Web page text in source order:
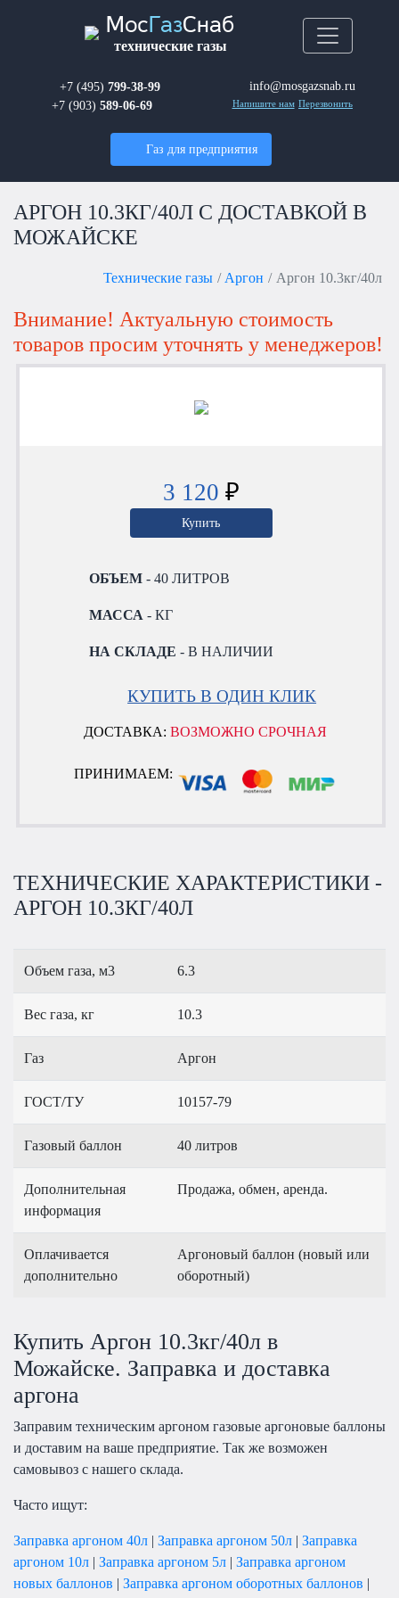
Мос ГазСнаб
технические газы
+7 (495) 799-38-99
+7 (903) 589-06-69
info@mosgazsnab.ru
Напишите нам Перезвонить
Газ для предприятия
АРГОН 10.3КГ/40Л С ДОСТАВКОЙ В
МОЖАЙСКЕ
Технические газы Аргон Аргон 10.3кг/40л
Внимание! Актуальную стоимость
товаров просим уточнять у менеджеров!
3 120 ₽
Купить
ОБЪЕМ - 40 ЛИТРОВ
МАССА - КГ
НА СКЛАДЕ - В НАЛИЧИИ
КУПИТЬ В ОДИН КЛИК
ДОСТАВКА:ВОЗМОЖНО СРОЧНАЯ
ПРИНИМАЕМ:
ТЕХНИЧЕСКИЕ ХАРАКТЕРИСТИКИ -
АРГОН 10.3КГ/40Л
Объем газа, м3 6.3
Вес газа, кг 10.3
Газ Аргон
ГОСТ/ТУ 10157-79
Газовый баллон 40 литров
Дополнительная
информация
Продажа, обмен, аренда.
Оплачивается
дополнительно
Аргоновый баллон (новый или
оборотный)
Купить Аргон 10.3кг/40л в
Можайске. Заправка и доставка
аргона
Заправим техническим аргоном газовые аргоновые баллоны
и доставим на ваше предприятие. Так же возможен
самовывоз с нашего склада.
Часто ищут:
Заправка аргоном 40л | Заправка аргоном 50л | Заправка
аргоном 10л | Заправка аргоном 5л | Заправка аргоном
новых баллонов | Заправка аргоном оборотных баллонов |